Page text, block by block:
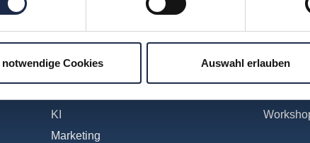
notwendige Cookies Auswahl erlauben
Abo & Subscription
Anzeigen
Internationales
KI
Marketing
Touren